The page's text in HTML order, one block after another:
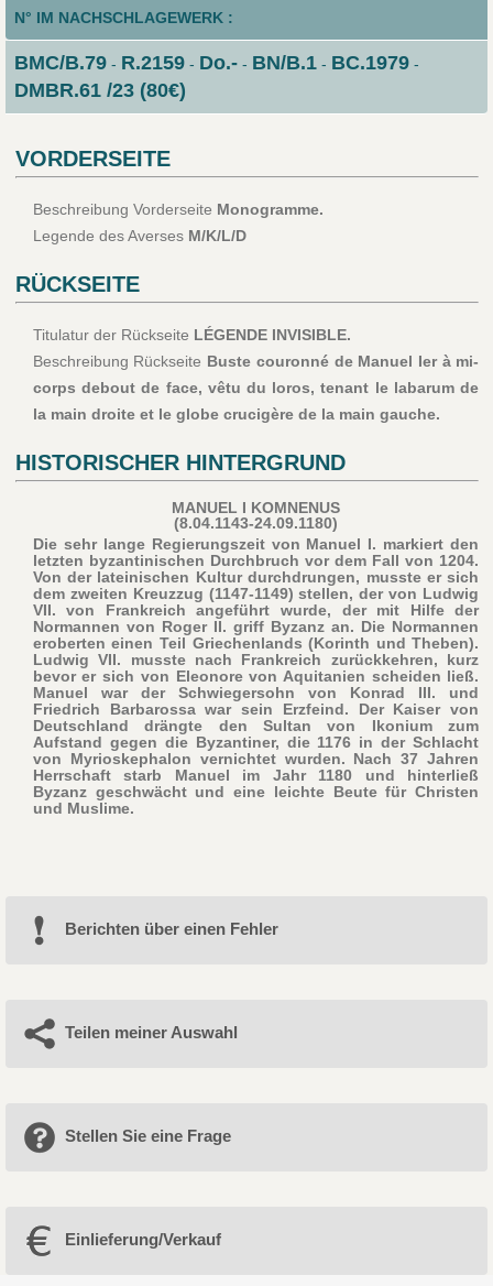
N° IM NACHSCHLAGEWERK :
BMC/B.79- R.2159- Do.-- BN/B.1- BC.1979-
DMBR.61 /23 (80€)
VORDERSEITE
Beschreibung Vorderseite Monogramme.
Legende des Averses M/K/L/D
RÜCKSEITE
Titulatur der Rückseite LÉGENDE INVISIBLE.
Beschreibung Rückseite Buste couronné de Manuel Ier à mi-
corps debout de face, vêtu du loros, tenant le labarum de
la main droite et le globe crucigère de la main gauche.
HISTORISCHER HINTERGRUND
MANUEL I KOMNENUS
(8.04.1143-24.09.1180)
Die sehr lange Regierungszeit von Manuel I. markiert den
letzten byzantinischen Durchbruch vor dem Fall von 1204.
Von der lateinischen Kultur durchdrungen, musste er sich
dem zweiten Kreuzzug (1147-1149) stellen, der von Ludwig
VII. von Frankreich angeführt wurde, der mit Hilfe der
Normannen von Roger II. griff Byzanz an. Die Normannen
eroberten einen Teil Griechenlands (Korinth und Theben).
Ludwig VII. musste nach Frankreich zurückkehren, kurz
bevor er sich von Eleonore von Aquitanien scheiden ließ.
Manuel war der Schwiegersohn von Konrad III. und
Friedrich Barbarossa war sein Erzfeind. Der Kaiser von
Deutschland drängte den Sultan von Ikonium zum
Aufstand gegen die Byzantiner, die 1176 in der Schlacht
von Myrioskephalon vernichtet wurden. Nach 37 Jahren
Herrschaft starb Manuel im Jahr 1180 und hinterließ
Byzanz geschwächt und eine leichte Beute für Christen
und Muslime.
Berichten über einen Fehler
Teilen meiner Auswahl
Stellen Sie eine Frage
Einlieferung/Verkauf